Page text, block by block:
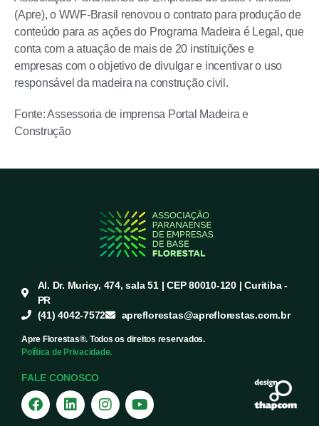
(Apre), o WWF-Brasil renovou o contrato para produção de
conteúdo para as ações do Programa Madeira é Legal, que
conta com a atuação de mais de 20 instituições e
empresas com o objetivo de divulgar e incentivar o uso
responsável da madeira na construção civil.
Fonte: Assessoria de imprensa Portal Madeira e
Construção
Al. Dr. Muricy, 474, sala 51 | CEP 80010-120 | Curitiba -
PR
(41) 4042-7572
apreflorestas@apreflorestas.com.br
Apre Florestas®. Todos os direitos reservados.
Política de Privacidade.
FALE CONOSCO